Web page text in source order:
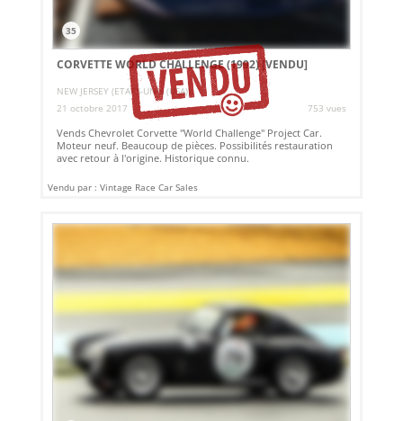
35
CORVETTE WORLD CHALLENGE (1992)[VENDU]
NEW JERSEY (ETATS-UNIS (USA))
21 octobre 2017
753 vues
Vends Chevrolet Corvette "World Challenge" Project Car.
Moteur neuf. Beaucoup de pièces. Possibilités restauration
avec retour à l'origine. Historique connu.
Vendu par : Vintage Race Car Sales